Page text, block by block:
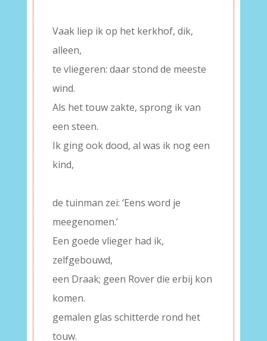
Vaak liep ik op het kerkhof, dik,
alleen,
te vliegeren: daar stond de meeste
wind.
Als het touw zakte, sprong ik van
een steen.
Ik ging ook dood, al was ik nog een
kind,
de tuinman zei: ‘Eens word je
meegenomen.’
Een goede vlieger had ik,
zelfgebouwd,
een Draak; geen Rover die erbij kon
komen.
gemalen glas schitterde rond het
touw.